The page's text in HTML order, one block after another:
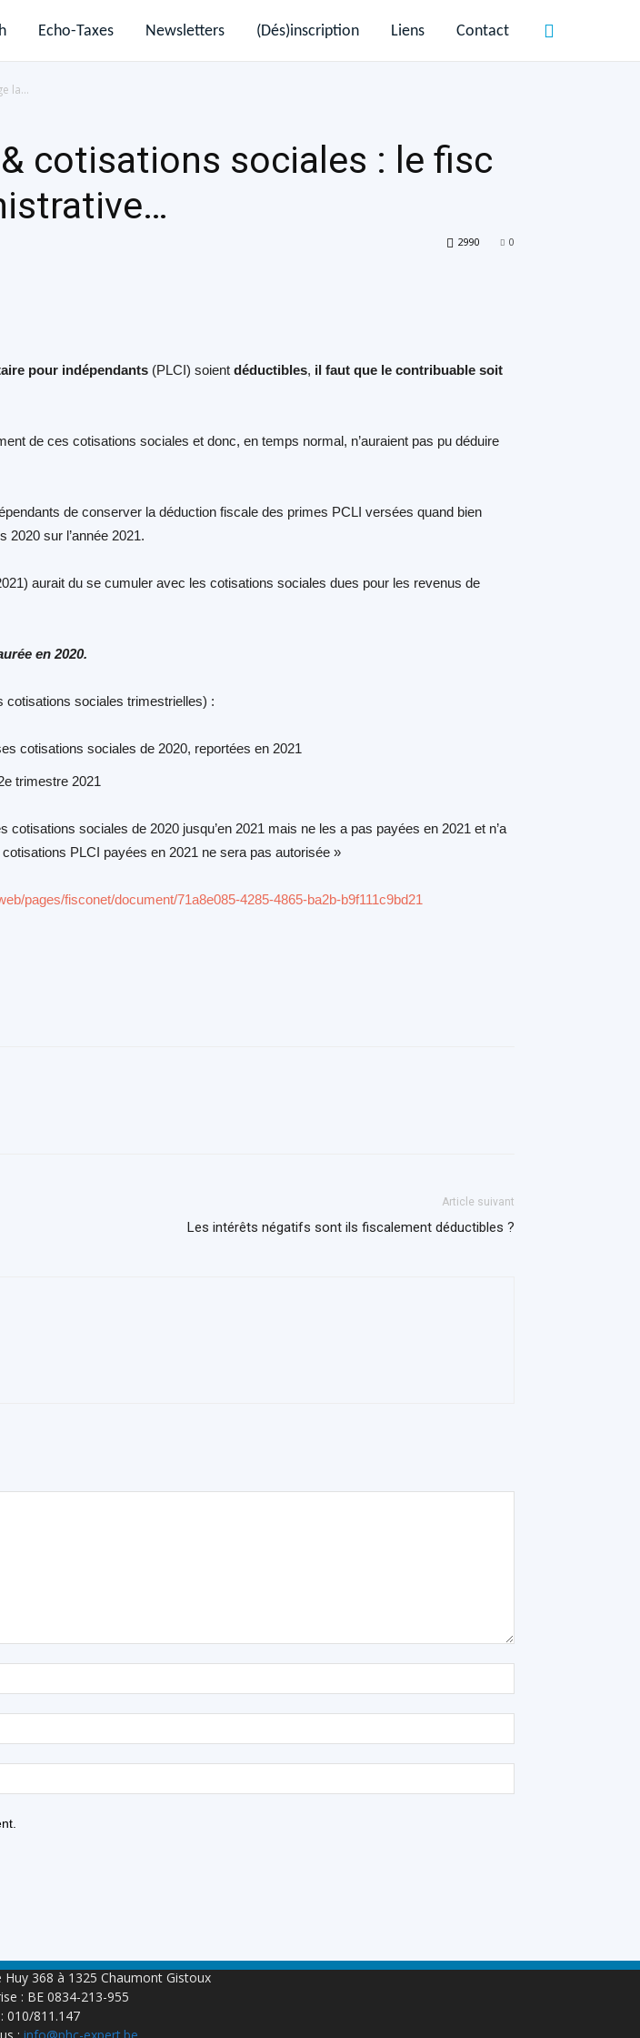
Echo-Taxes Newsletters (Dés)inscription Liens Contact
la...
cotisations sociales : le fisc
0
2990
pour indépendants (PLCI) soient déductibles, il faut que le contribuable soit
de ces cotisations sociales et donc, en temps normal, n’auraient pas pu déduire
de conserver la déduction fiscale des primes PCLI versées quand bien
sur l’année 2021.
aurait du se cumuler avec les cotisations sociales dues pour les revenus de
en 2020.
cotisations sociales trimestrielles) :
cotisations sociales de 2020, reportées en 2021
trimestre 2021
sociales de 2020 jusqu’en 2021 mais ne les a pas payées en 2021 et n’a
PLCI payées en 2021 ne sera pas autorisée »
pages/fisconet/document/71a8e085-4285-4865-ba2b-b9f111c9bd21
Article suivant
Les intérêts négatifs sont ils fiscalement déductibles ?
Huy 368 à 1325 Chaumont Gistoux
: BE 0834-213-955
010/811.147